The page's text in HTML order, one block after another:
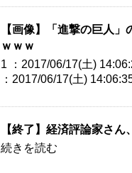
【画像】「進撃の巨人
ｗｗｗ
1 ：2017/06/17(土)
：2017/06/17(土)
【終了】経済評論家さ
続きを読む